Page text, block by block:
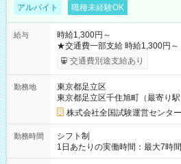
アルバイト 職種未経験OK
給与
時給1,300円～
★交通費一部支給 時給1,300円～ ※試験・役割により手当あり
※勤務回数により昇給あり 【即
り！】 希望される場合、勤務か
例】 ・河合塾模擬試験 8:30～
×8時間＝日収10,400円＋交通費
円の場合あり ・国家試験 7:00～
円（役割手当＋100円）×6時間＝日収
間】試用期間なし
交通費別途支給あり
勤務地
東京都足立区
東京都足立区千住旭町（最寄り駅
株式会社全国試験運営センター
勤務時間
シフト制
1日あたりの実働時間：最大7時
間は 試験により異なります。